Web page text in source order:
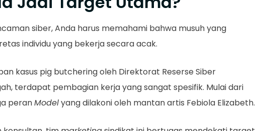
siber, Anda harus memahami bahwa musuh yang
individu yang bekerja secara acak.
kasus pig butchering oleh Direktorat Reserse Siber
terdapat pembagian kerja yang sangat spesifik. Mulai dari
peranModelyang dilakoni oleh mantan artis Febiola Elizabeth.